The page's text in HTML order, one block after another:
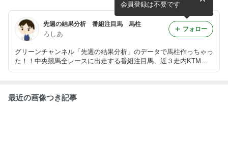
先週の結果分析 番組注目馬 馬柱
ろしあ
グリーンチャンネル「先週の結果分析」のデータで馬柱作っちゃっ
た！！中央競馬全レースに出走する番組注目馬、近３走内KTM経
験馬が一目で分かる！！Win5の予想もやっています→200万馬券的
会員登録は不要です
フォロー
最近の画像つき記事